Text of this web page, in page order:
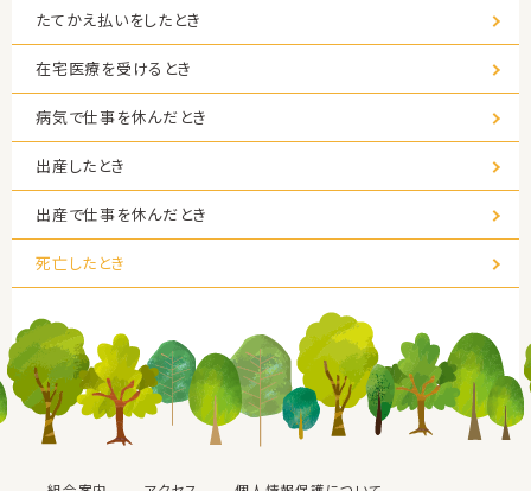
たてかえ払いをしたとき
在宅医療を受けるとき
病気で仕事を休んだとき
出産したとき
出産で仕事を休んだとき
死亡したとき